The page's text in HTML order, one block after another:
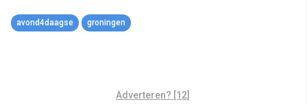
avond4daagse groningen
Adverteren? [12]